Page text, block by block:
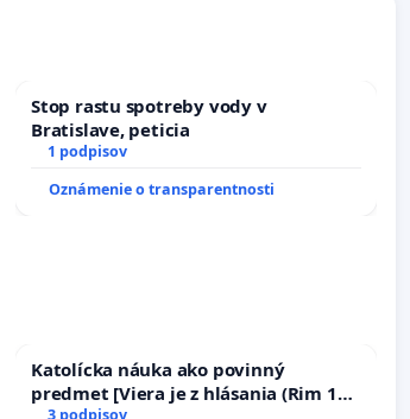
Stop rastu spotreby vody v
Bratislave, peticia
1 podpisov
Oznámenie o transparentnosti
Katolícka náuka ako povinný
predmet [Viera je z hlásania (Rim 10,